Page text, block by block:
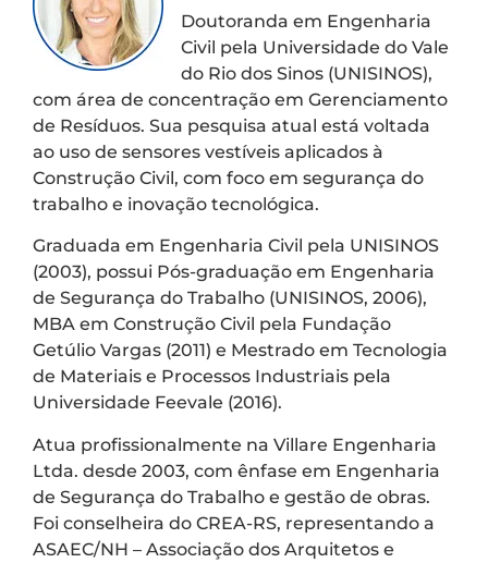
Doutoranda em Engenharia
Civil pela Universidade do Vale
do Rio dos Sinos (UNISINOS),
com área de concentração em Gerenciamento
de Resíduos. Sua pesquisa atual está voltada
ao uso de sensores vestíveis aplicados à
Construção Civil, com foco em segurança do
trabalho e inovação tecnológica.
Graduada em Engenharia Civil pela UNISINOS
(2003), possui Pós-graduação em Engenharia
de Segurança do Trabalho (UNISINOS, 2006),
MBA em Construção Civil pela Fundação
Getúlio Vargas (2011) e Mestrado em Tecnologia
de Materiais e Processos Industriais pela
Universidade Feevale (2016).
Atua profissionalmente na Villare Engenharia
Ltda. desde 2003, com ênfase em Engenharia
de Segurança do Trabalho e gestão de obras.
Foi conselheira do CREA-RS, representando a
ASAEC/NH – Associação dos Arquitetos e